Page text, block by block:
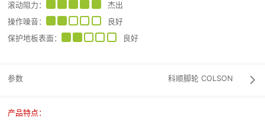
滚动阻力 ：
杰出
操作噪音 ：
良好
保护地板表面 ： 良好
参数 科顺脚轮 COLSON 
产品特点：